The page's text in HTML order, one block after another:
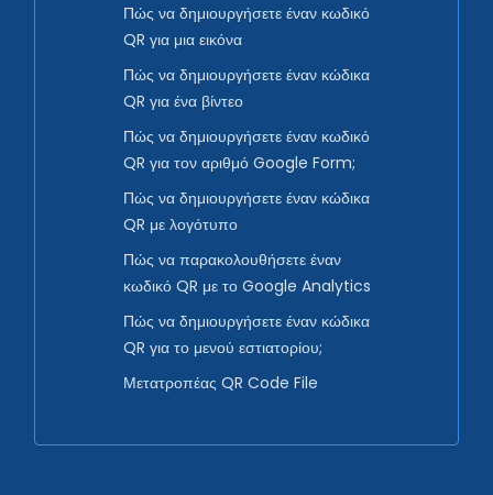
Πώς να δημιουργήσετε έναν κωδικό
QR για μια εικόνα
Πώς να δημιουργήσετε έναν κώδικα
QR για ένα βίντεο
Πώς να δημιουργήσετε έναν κωδικό
QR για τον αριθμό Google Form;
Πώς να δημιουργήσετε έναν κώδικα
QR με λογότυπο
Πώς να παρακολουθήσετε έναν
κωδικό QR με το Google Analytics
Πώς να δημιουργήσετε έναν κώδικα
QR για το μενού εστιατορίου;
Μετατροπέας QR Code File